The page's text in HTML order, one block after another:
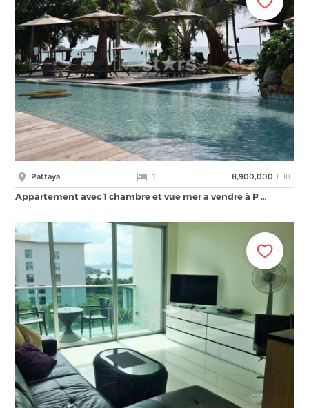
Pattaya 1 8,900,000 THB
Appartement avec 1 chambre et vue mer a vendre à P …